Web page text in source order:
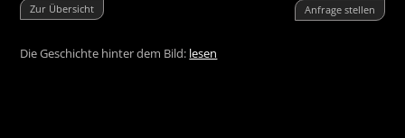
Zur Übersicht Anfrage stellen
Die Geschichte hinter dem Bild: lesen